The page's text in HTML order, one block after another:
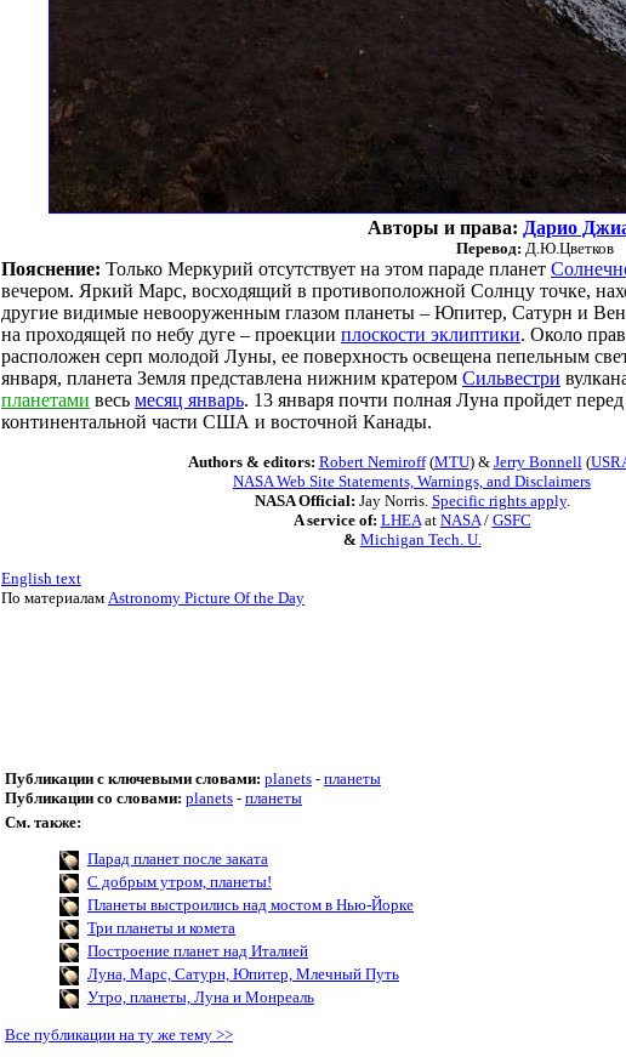
Авторы и права: Дарио
Перевод: Д.Ю.Цветков
Пояснение: Только Меркурий отсутствует на этом параде планет
вечером. Яркий Марс, восходящий в противоположной Солнцу точке,
другие видимые невооруженным глазом планеты – Юпитер, Сатурн и
на проходящей по небу дуге – проекции плоскости эклиптики. Около
расположен серп молодой Луны, ее поверхность освещена пепельным
января, планета Земля представлена нижним кратером Сильвестри
планетами весь месяц январь. 13 января почти полная Луна пройдет
континентальной части США и восточной Канады.
Authors & editors: Robert Nemiroff(MTU) & Jerry Bonnell(
NASA Web Site Statements, Warnings, and Disclaimers
NASA Official: Jay Norris. Specific rights apply.
A service of: LHEAat NASA/ GSFC
& Michigan Tech. U.
English text
По материалам Astronomy Picture Of the Day
Публикации с ключевыми словами: planets - планеты
Публикации со словами: planets - планеты
См. также:
Парад планет после заката
С добрым утром, планеты!
Планеты выстроились над мостом в Нью-Йорке
Три планеты и комета
Построение планет над Италией
Луна, Марс, Сатурн, Юпитер, Млечный Путь
Утро, планеты, Луна и Монреаль
Все публикации на ту же тему >>